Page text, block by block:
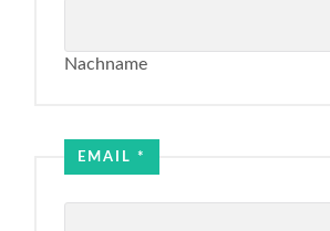
Nachname
Name
EMAIL*